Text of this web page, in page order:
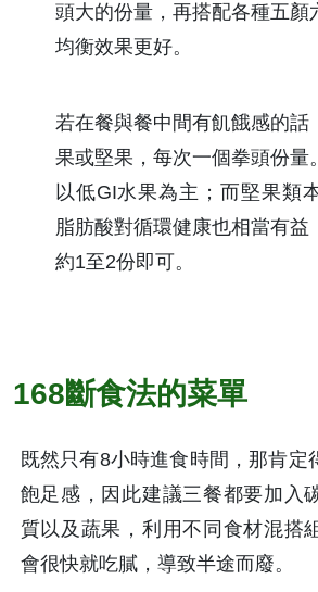
頭大的份量，再搭配各種五顏
均衡效果更好。
若在餐與餐中間有飢餓感的話
果或堅果，每次一個拳頭份量
以低GI水果為主；而堅果類
脂肪酸對循環健康也相當有益
約1至2份即可。
168斷食法的菜單
既然只有8小時進食時間，那肯定
飽足感，因此建議三餐都要加入
質以及蔬果，利用不同食材混搭
會很快就吃膩，導致半途而廢。